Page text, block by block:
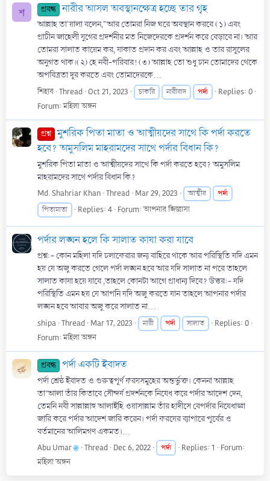
শ প্রবন্ধ নারীর আসল অবস্থানক্ষেত্র হচ্ছে তার গৃহ
আল্লাহ তা'য়ালা বলেন,"আর তোমরা নিজ ঘরে অবস্থান করবে (১) এবং
প্রাচীন জাহেলী যুগের প্রদর্শনীর মত নিজেদেরকে প্রদর্শন করে বেড়াবে না। আর
তোমরা সালাত কায়েম কর, যাকাত প্ৰদান কর এবং আল্লাহ ও তার রাসূলের
অনুগত থাক।(২) হে নবী-পরিবার! (৩) আল্লাহ তো শুধু চান তোমাদের থেকে
অপবিত্রতা দূর করতে এবং তোমাদেরকে...
শিহাব Thread Oct 21, 2023 চাকরি নারীবাদ পর্দা
Replies: 0
Forum:মহিলা অঙ্গন
প্রশ্ন মুশরিক পিতা মাতা ও আত্মীয়দের সাথে কি পর্দা করতে
হবে? অমুসলিম মাহরামদের সাথে পর্দার বিধান কি?
মুশরিক পিতা মাতা ও আত্মীয়দের সাথে কি পর্দা করতে হবে? অমুসলিম
মাহরামদের সাথে পর্দার বিধান কি?
Md. Shahriar Khan Thread Mar 29, 2023 আত্মীয় পর্দা
পিতামাতা Replies: 4 Forum:আপনার জিজ্ঞাসা
পর্দার লঙ্ঘন হলে কি সালাত কাযা করা যাবে
প্রশ্ন:- কোন মহিলা যদি চলাফেরার জন্য বাহিরে থাকে আর পরিস্থিতি যদি এমন
হয় যে অজু করতে গেলে পর্দা লঙ্ঘন হবে আর যদি সালাত না পরে তাহলে
সালাত কাযা হয়ে যাবে ,তাহলে কোনটা আগে প্রাধান্য দিবে? উত্তর:- যদি
পরিস্থিতি এমন হয় যে আপনি যদি অজু করতে যান তাহলে আপনার পর্দার
লঙ্ঘন হবে আবার অজু করে সালাত না...
shipa Thread Mar 17, 2023 নারী পর্দা সালাত
Replies: 0
Forum:মহিলা অঙ্গন
প্রবন্ধ পর্দা একটি ইবাদত
পর্দা শ্রেষ্ঠ ইবাদত ও গুরুত্বপূর্ণ ফরযসমূহের অন্তর্ভুক্ত। কেননা আল্লাহ
তা‘আলা তাঁর কিতাবে সৌন্দর্য প্রদর্শনকে নিষেধ করে পর্দার আদেশ দেন,
তেমনি নবী সাল্লাল্লাহু আলাইহি ওয়াসাল্লাম তাঁর হাদীসে বেপর্দার নিষেধাজ্ঞা
জারি করে পর্দার আদেশ জারি করেন। পর্দা ফরযের ব্যাপারে পূর্বের ও
বর্তমানের আলিমগণ একমত।...
Abu Umar Thread Dec 6, 2022 পর্দা Replies: 1
Forum:
মহিলা অঙ্গন